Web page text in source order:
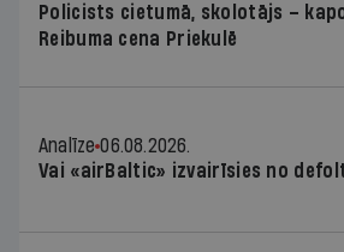
Policists cietumā, skolotājs –
Reibuma cena Priekulē
Analīze 06.08.2026.
Vai «airBaltic» izvairīsies no